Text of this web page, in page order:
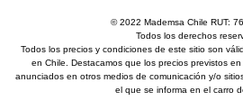
© 2022 Mademsa Chile RUT:
Todos los derechos
Todos los precios y condiciones de este sitio son
en Chile. Destacamos que los precios previstos
anunciados en otros medios de comunicación y/o
el que se informa en el carro